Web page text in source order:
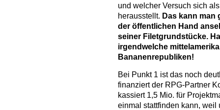
und welcher Versuch sich
herausstellt. Das kann man
der öffentlichen Hand
seiner Filetgrundstücke.
irgendwelche
Bananenrepubliken!
Bei Punkt 1 ist das noch
finanziert der RPG-Partner
kassiert 1,5 Mio. für
einmal stattfinden kann,